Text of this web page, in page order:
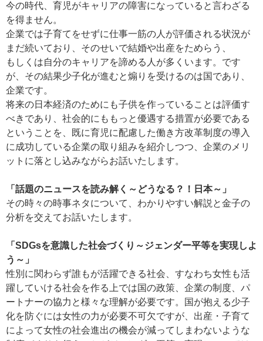
今の時代、育児がキャリアの障害になっていると言わざる
を得ません。
企業では子育てをせずに仕事一筋の人が評価される状況が
まだ続いており、そのせいで結婚や出産をためらう、
もしくは自分のキャリアを諦める人が多くいます。です
が、その結果少子化が進むと煽りを受けるのは国であり、
企業です。
将来の日本経済のためにも子供を作っていることは評価す
べきであり、社会的にももっと優遇する措置が必要である
ということを、既に育児に配慮した働き方改革制度の導入
に成功している企業の取り組みを紹介しつつ、企業のメリ
ットに落とし込みながらお話いたします。
「話題のニュースを読み解く～どうなる？！日本～」
その時々の時事ネタについて、わかりやすい解説と金子の
分析を交えてお話いたします。
「SDGsを意識した社会づくり～ジェンダー平等を実現しよ
う～」
性別に関わらず誰もが活躍できる社会、すなわち女性も活
躍していける社会を作る上では国の政策、企業の制度、パ
ートナーの協力と様々な理解が必要です。国が抱える少子
化を防ぐには女性の力が必要不可欠ですが、出産・子育て
によって女性の社会進出の機会が減ってしまわないような